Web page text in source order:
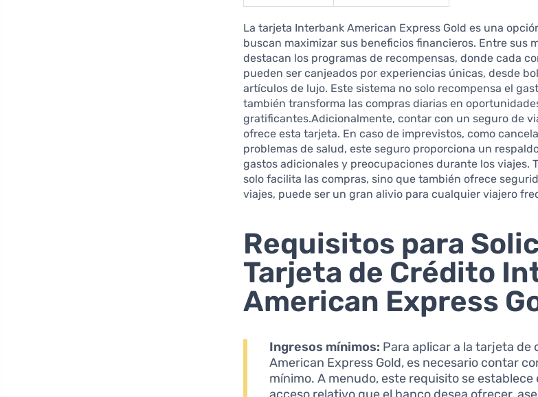
La tarjeta Interbank American Express Gold es una
buscan maximizar sus beneficios financieros. Entre sus
destacan los programas de recompensas, donde cada
pueden ser canjeados por experiencias únicas, desde
artículos de lujo. Este sistema no solo recompensa el
también transforma las compras diarias en
gratificantes.Adicionalmente, contar con un seguro de
ofrece esta tarjeta. En caso de imprevistos, como
problemas de salud, este seguro proporciona un
gastos adicionales y preocupaciones durante los viajes.
solo facilita las compras, sino que también ofrece
viajes, puede ser un gran alivio para cualquier viajero
Requisitos para
Tarjeta de Crédito
American Express
Ingresos mínimos: Para aplicar a la tarjeta
American Express Gold, es necesario contar
mínimo. A menudo, este requisito se establece